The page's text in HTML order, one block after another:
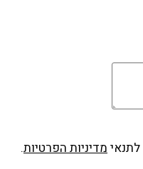
מדיניות הפרטיות.